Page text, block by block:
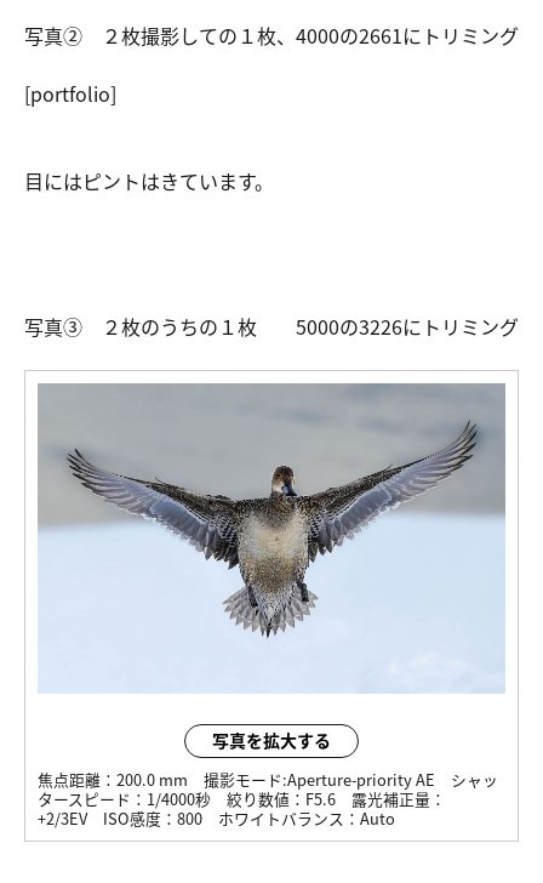
写真② ２枚撮影しての１枚、4000の2661にトリミング
[portfolio]
目にはピントはきています。
写真③ ２枚のうちの１枚 5000の3226にトリミング
写真を拡大する
焦点距離： 200.0 mm 撮影モード:Aperture-priority AE
シャッ
タースピード： 1/4000秒 絞り数値： F5.6
露光補正量：
+2/3EV
ISO感度： 800 ホワイトバランス： Auto